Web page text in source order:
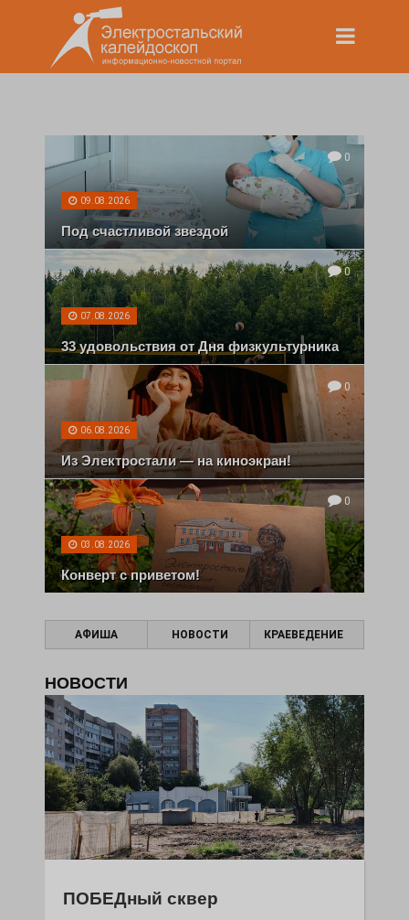
0
09.08.2026
Под счастливой звездой
0
07.08.2026
33 удовольствия от Дня физкультурника
0
06.08.2026
Из Электростали — на киноэкран!
0
03.08.2026
Конверт с приветом!
АФИША НОВОСТИ КРАЕВЕДЕНИЕ
НОВОСТИ
ПОБЕДный сквер